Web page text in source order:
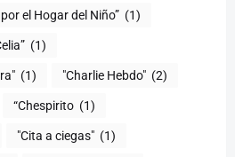
el Hogar del Niño” (1)
(1)
(1) "Charlie Hebdo" (2)
“Chespirito (1)
"Cita a ciegas" (1)